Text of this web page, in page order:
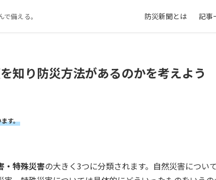
備える。 防災新聞とは 記事
知り防災方法があるのかを考えよう
す。
・特殊災害の大きく3つに分類されます。自然災害につい